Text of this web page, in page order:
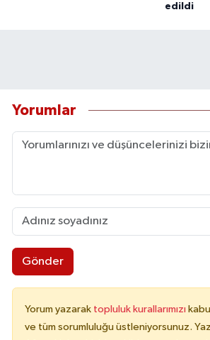
edildi
Yorumlar
Gönder
Yorum yazarak topluluk kurallarımızı
ve tüm sorumluluğu üstleniyorsunuz.